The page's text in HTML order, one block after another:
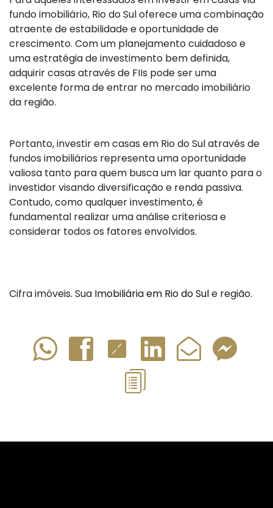
fundo imobiliário, Rio do Sul oferece uma combinação
atraente de estabilidade e oportunidade de
crescimento. Com um planejamento cuidadoso e
uma estratégia de investimento bem definida,
adquirir casas através de FIIs pode ser uma
excelente forma de entrar no mercado imobiliário
da região.
Portanto, investir em casas em Rio do Sul através de
fundos imobiliários representa uma oportunidade
valiosa tanto para quem busca um lar quanto para o
investidor visando diversificação e renda passiva.
Contudo, como qualquer investimento, é
fundamental realizar uma análise criteriosa e
considerar todos os fatores envolvidos.
Cifra imóveis. Sua Imobiliária em Rio do Sule região.